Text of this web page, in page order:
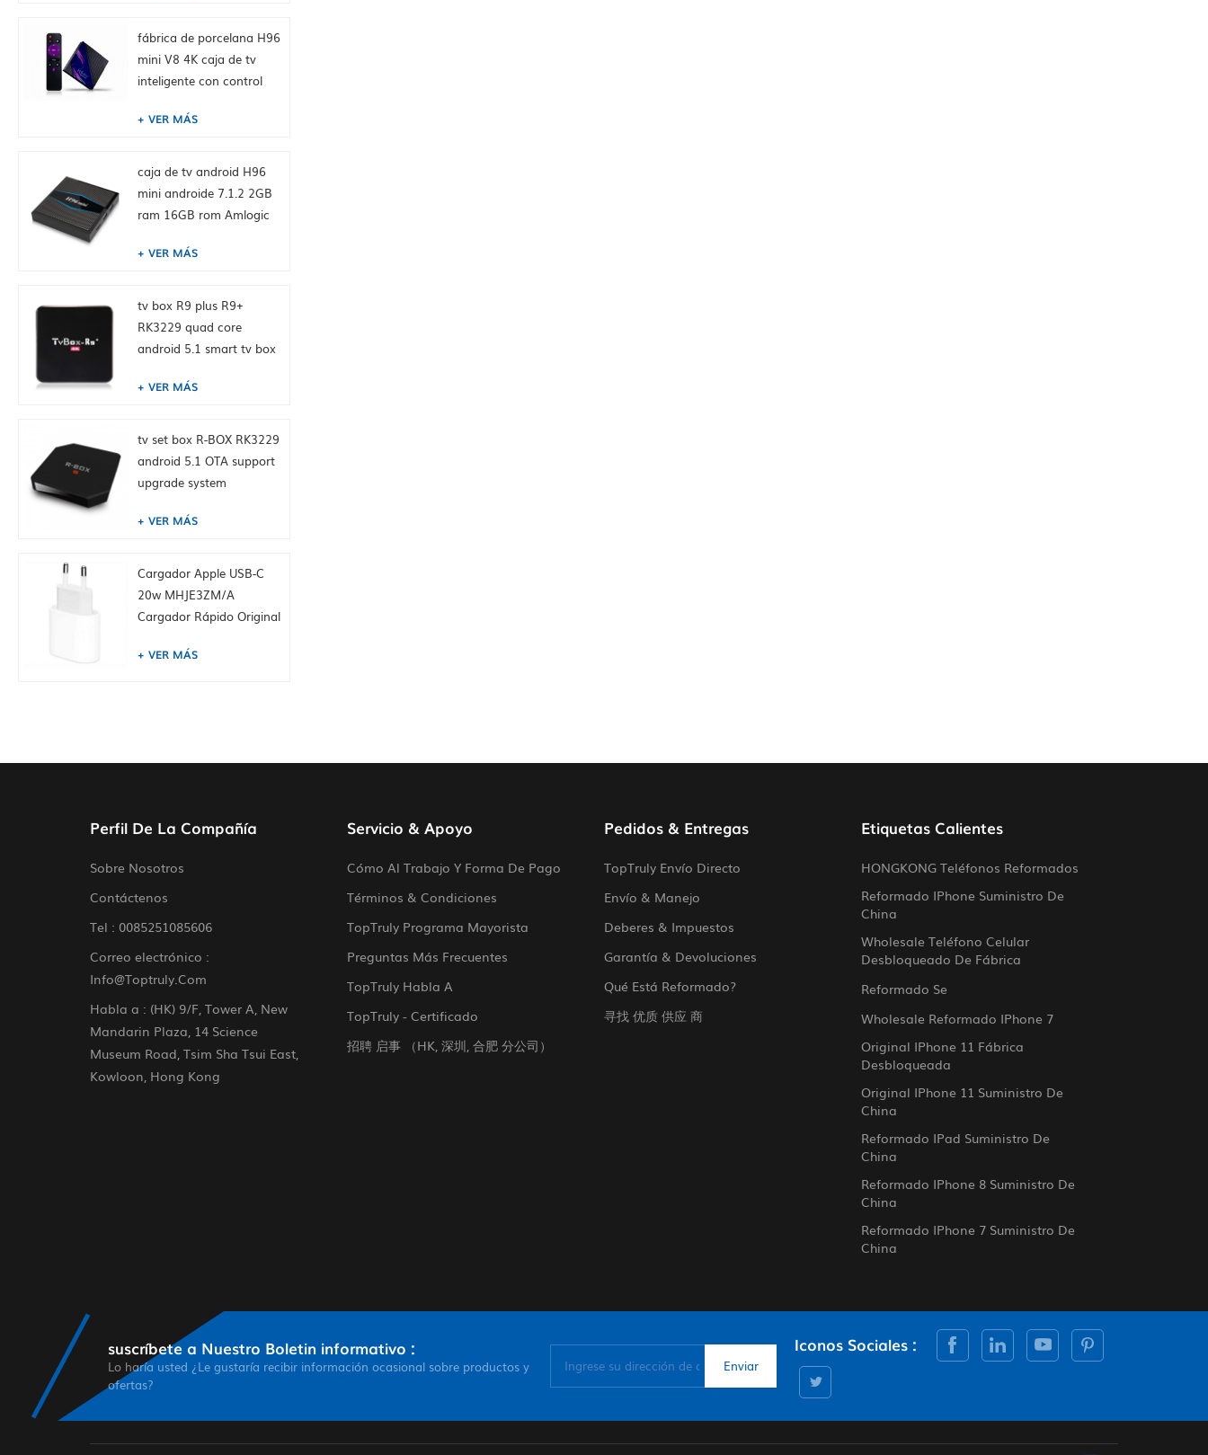
Fábrica de China HK
suministro
fábrica de porcelana H96
mini V8 4K caja de tv
inteligente con control
RK3228A Cuatro núcleos
integrado TikTok
VER MÁS
caja de tv android H96
mini androide 7.1.2 2GB
ram 16GB rom Amlogic
VER MÁS
tv box R9 plus R9+
RK3229 quad core
android 5.1 smart tv box
VER MÁS
tv set box R-BOX RK3229
android 5.1 OTA support
upgrade system
VER MÁS
Cargador Apple USB-C
20w MHJE3ZM/A
Cargador Rápido Original
VER MÁS
Perfil De La Compañía
Sobre Nosotros
Contáctenos
Tel : 0085251085606
Correo electrónico :
Info@toptruly.com
Habla a : (HK) 9/F, Tower A, New
Mandarin Plaza, 14 Science
Museum Road, Tsim Sha Tsui East,
Kowloon, Hong Kong
Servicio & Apoyo
Cómo Al Trabajo Y Forma De Pago
Términos & Condiciones
TopTruly Programa Mayorista
Preguntas Más Frecuentes
TopTruly Habla A
TopTruly - Certificado
招聘 启事 （HK, 深圳, 合肥 分公司）
Pedidos & Entregas
TopTruly Envío Directo
Envío & Manejo
Deberes & Impuestos
Garantía & Devoluciones
Qué Está Reformado?
寻找 优质 供应 商
Etiquetas Calientes
HONGKONG Teléfonos Reformados
Reformado IPhone Suministro De
China
Wholesale Teléfono Celular
Desbloqueado De Fábrica
Reformado Se
Wholesale Reformado IPhone 7
Original IPhone 11 Fábrica
Desbloqueada
Original IPhone 11 Suministro De
China
Reformado IPad Suministro De
China
Reformado IPhone 8 Suministro De
China
Reformado IPhone 7 Suministro De
China
suscríbete a Nuestro Boletin informativo :
Lo haría usted ¿Le gustaría recibir información ocasional sobre productos y
ofertas?
Iconos Sociales :